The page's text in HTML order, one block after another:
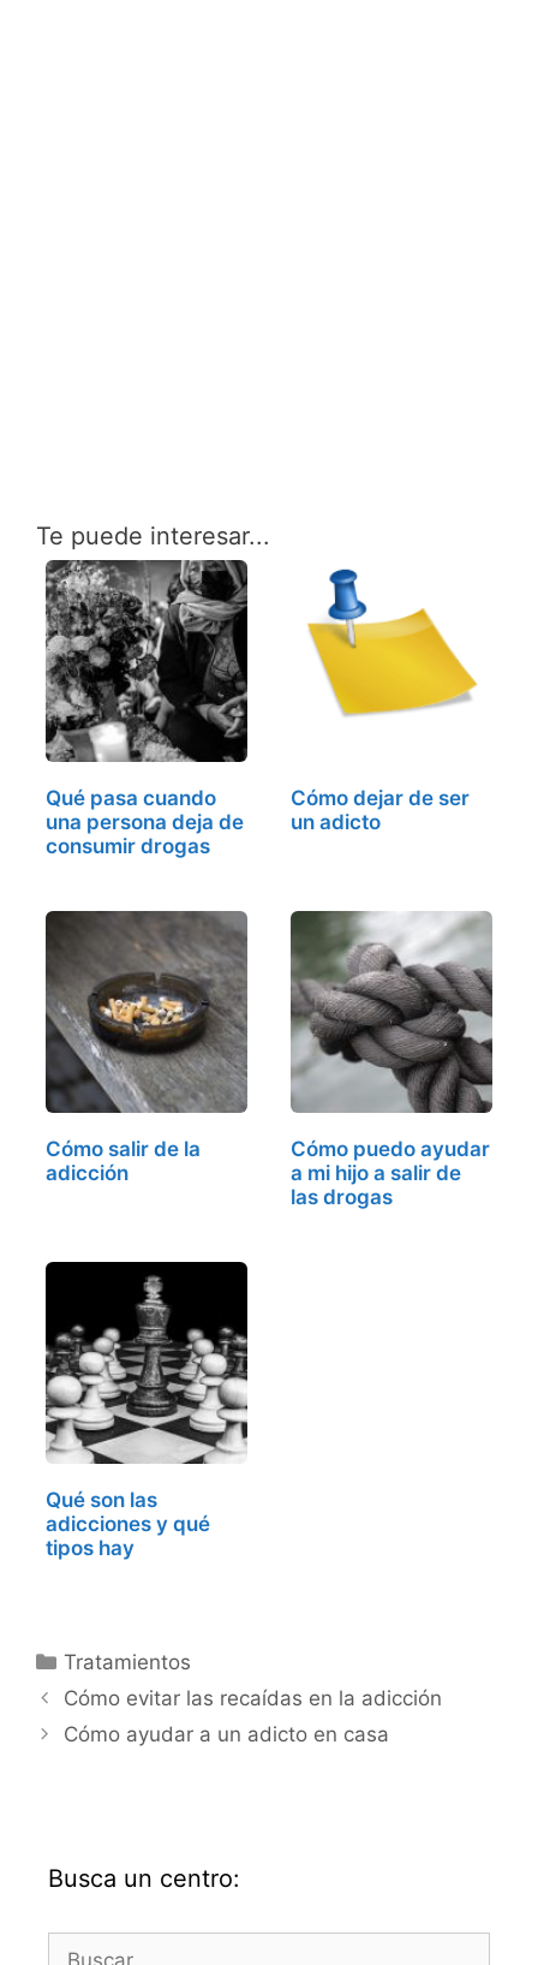
Te puede interesar...
Qué pasa cuando
una persona deja de
consumir drogas
Cómo dejar de ser
un adicto
Cómo salir de la
adicción
Cómo puedo ayudar
a mi hijo a salir de
las drogas
Qué son las
adicciones y qué
tipos hay
Categorías
Tratamientos
Cómo evitar las recaídas en la adicción
Cómo ayudar a un adicto en casa
Busca un centro: